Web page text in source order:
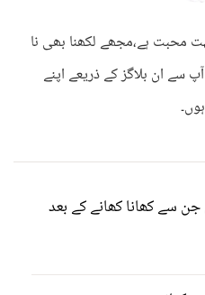
ہے،مجھے لکھنا بھی نا
سے ان بلاگز کے ذریعے اپنے
سے کھانا کھانے کے بعد